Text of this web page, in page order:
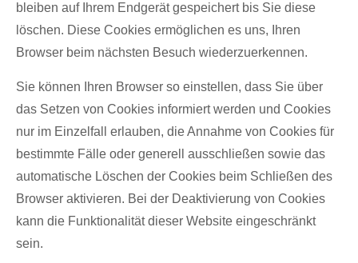
bleiben auf Ihrem Endgerät gespeichert bis Sie diese
löschen. Diese Cookies ermöglichen es uns, Ihren
Browser beim nächsten Besuch wiederzuerkennen.
Sie können Ihren Browser so einstellen, dass Sie über
das Setzen von Cookies informiert werden und Cookies
nur im Einzelfall erlauben, die Annahme von Cookies für
bestimmte Fälle oder generell ausschließen sowie das
automatische Löschen der Cookies beim Schließen des
Browser aktivieren. Bei der Deaktivierung von Cookies
kann die Funktionalität dieser Website eingeschränkt
sein.